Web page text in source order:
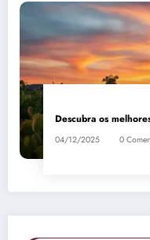
Descubra os
04/12/2025 0